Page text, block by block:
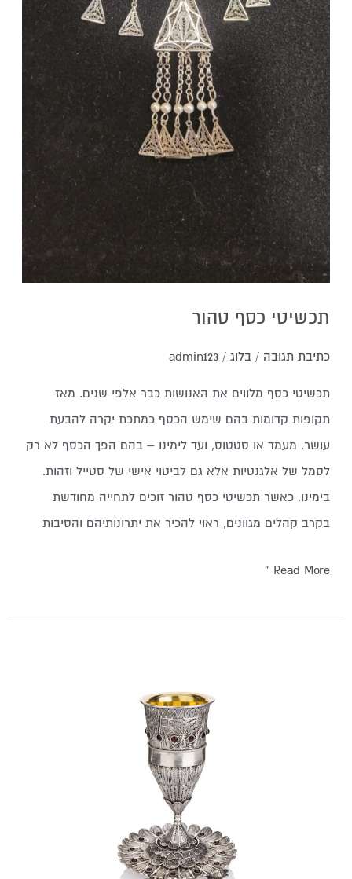
תכשיטי כסף טהור
כתיבת תגובה / בלוג/
admin123
תכשיטי כסף מלווים את האנושות כבר אלפי שנים. מאז
תקופות קדומות בהם שימש הכסף כמתכת יקרה להבעת
עושר, מעמד או סטטוס, ועד לימינו – בהם הפך הכסף לא רק
לסמל של אלגנטיות אלא גם לביטוי אישי של סטייל וזהות.
בימינו, כאשר תכשיטי כסף טהור זוכים לתחייה מחודשת
בקרב קהלים מגוונים, ראוי להכיר את יתרונותיהם והסיבות
Read More »